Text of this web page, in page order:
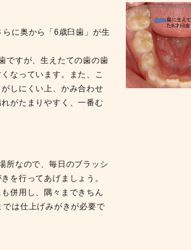
に奥から「6歳臼歯」が生
ですが、生えたての歯の歯
なっています。また、こ
しにくい上、かみ合わせ
がたまりやすく、一番む
所なので、毎日のブラッシ
を行ってあげましょう。
併用し、隅々まできちん
は仕上げみがきが必要で